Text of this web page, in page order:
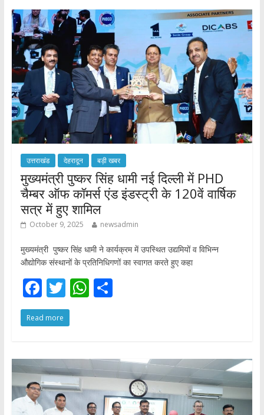
o
o
k
A
p
p
उत्तराखंड देहरादून बड़ी खबर
मुख्यमंत्री पुष्कर सिंह धामी नई दिल्ली में PHD
चैम्बर ऑफ कॉमर्स एंड इंडस्ट्री के 120वें वार्षिक
सत्र में हुए शामिल
October 9, 2025 newsadmin
मुख्यमंत्री पुष्कर सिंह धामी ने कार्यक्रम में उपस्थित उद्यमियों व विभिन्न
औद्योगिक संस्थानों के प्रतिनिधिगणों का स्वागत करते हुए कहा
F
ac
e
o
o
k
T
w
itt
W
A
p
p
S
Read more